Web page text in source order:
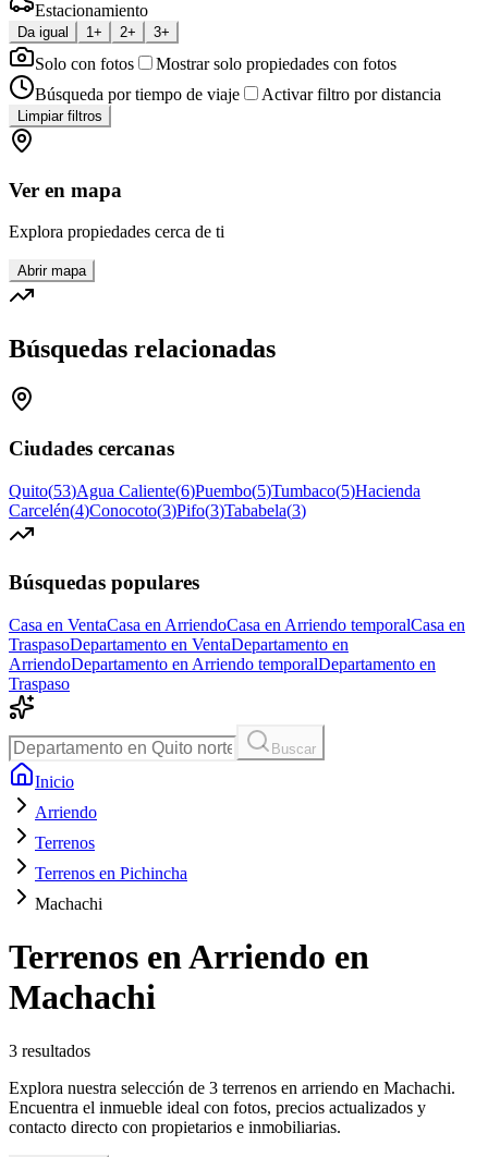
Estacionamiento
Da igual 1+ 2+ 3+
Solo con fotos
Mostrar solo propiedades con fotos
Búsqueda por tiempo de viaje
Activar filtro por distancia
Limpiar filtros
Ver en mapa
Explora propiedades cerca de ti
Abrir mapa
Búsquedas relacionadas
Ciudades cercanas
Quito(53)Agua Caliente(6)Puembo(5)Tumbaco(5)Hacienda
Carcelén(4)Conocoto(3)Pifo(3)Tababela(3)
Búsquedas populares
Casa en VentaCasa en ArriendoCasa en Arriendo temporalCasa en
TraspasoDepartamento en VentaDepartamento en
ArriendoDepartamento en Arriendo temporalDepartamento en
Traspaso
Buscar
Inicio
Arriendo
Terrenos
Terrenos en Pichincha
Machachi
Terrenos en Arriendo en
Machachi
3 resultados
Explora nuestra selección de 3 terrenos en arriendo en Machachi.
Encuentra el inmueble ideal con fotos, precios actualizados y
contacto directo con propietarios e inmobiliarias.